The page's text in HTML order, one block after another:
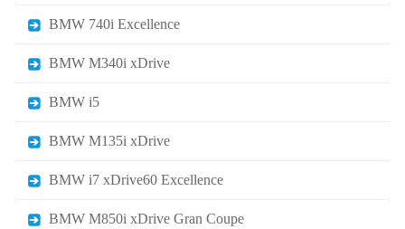
BMW 740i Excellence
BMW M340i xDrive
BMW i5
BMW M135i xDrive
BMW i7 xDrive60 Excellence
BMW M850i xDrive Gran Coupe